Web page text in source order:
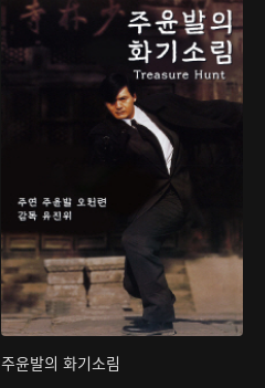
주윤발의 화기소림